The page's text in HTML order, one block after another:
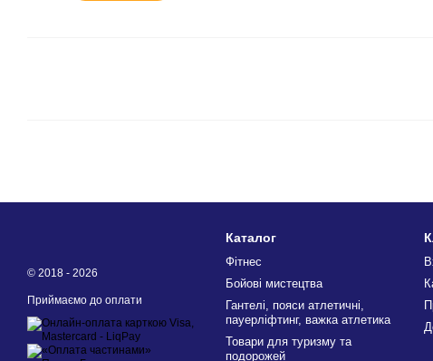
© 2018 - 2026
Приймаємо до оплати
Каталог
Фітнес
Бойові мистецтва
Гантелі, пояси атлетичні,
пауерліфтинг, важка атлетика
Товари для туризму та
подорожей